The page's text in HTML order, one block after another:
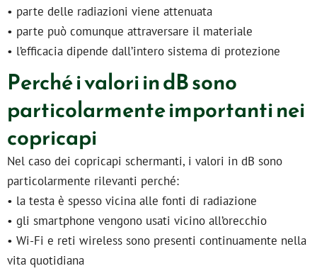
• parte delle radiazioni viene attenuata
• parte può comunque attraversare il materiale
• l’efficacia dipende dall’intero sistema di protezione
Perché i valori in dB sono
particolarmente importanti nei
copricapi
Nel caso dei copricapi schermanti, i valori in dB sono
particolarmente rilevanti perché:
• la testa è spesso vicina alle fonti di radiazione
• gli smartphone vengono usati vicino all’orecchio
• Wi-Fi e reti wireless sono presenti continuamente nella
vita quotidiana